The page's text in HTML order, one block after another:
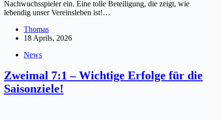
Nachwuchsspieler ein. Eine tolle Beteiligung, die zeigt, wie
lebendig unser Vereinsleben ist!…
Thomas
18 Aprils, 2026
News
Zweimal 7:1 – Wichtige Erfolge für die
Saisonziele!